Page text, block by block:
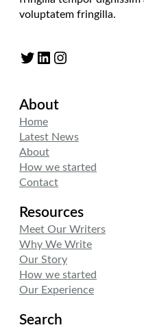
voluptatem fringilla.
Twitter LinkedIn Instagram
About
Home
Latest News
About
How we started
Contact
Resources
Meet Our Writers
Why We Write
Our Story
How we started
Our Experience
Search